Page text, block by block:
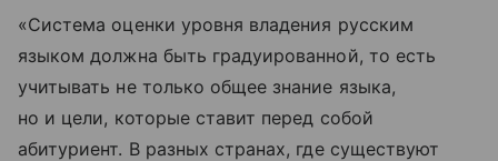
«Система оценки уровня владения русским
языком должна быть градуированной, то есть
учитывать не только общее знание языка,
но и цели, которые ставит перед собой
абитуриент. В разных странах, где существуют